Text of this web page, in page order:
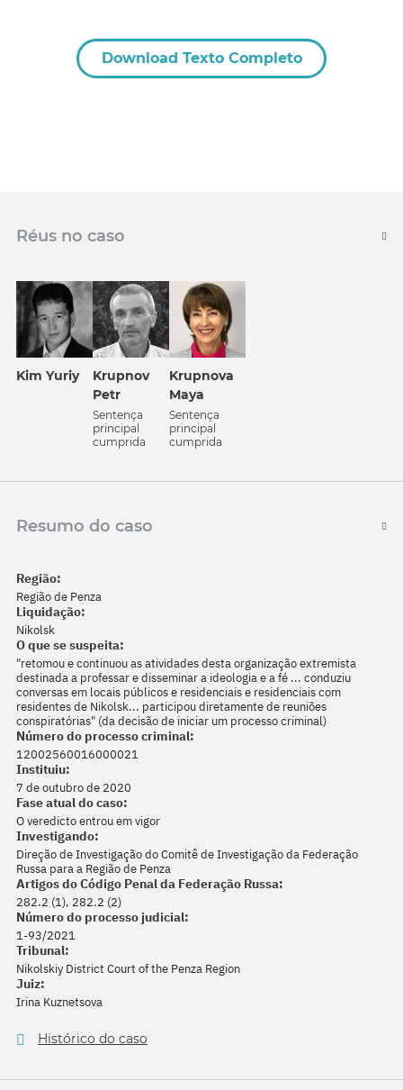
Download Texto Completo
Réus no caso
Kim Yuriy
Krupnov
Petr
Sentença
principal
cumprida
Krupnova
Maya
Sentença
principal
cumprida
Resumo do caso
Região:
Região de Penza
Liquidação:
Nikolsk
O que se suspeita:
"retomou e continuou as atividades desta organização extremista
destinada a professar e disseminar a ideologia e a fé ... conduziu
conversas em locais públicos e residenciais e residenciais com
residentes de Nikolsk... participou diretamente de reuniões
conspiratórias" (da decisão de iniciar um processo criminal)
Número do processo criminal:
12002560016000021
Instituiu:
7 de outubro de 2020
Fase atual do caso:
O veredicto entrou em vigor
Investigando:
Direção de Investigação do Comitê de Investigação da Federação
Russa para a Região de Penza
Artigos do Código Penal da Federação Russa:
282.2 (1), 282.2 (2)
Número do processo judicial:
1-93/2021
Tribunal:
Nikolskiy District Court of the Penza Region
Juiz:
Irina Kuznetsova
Histórico do caso